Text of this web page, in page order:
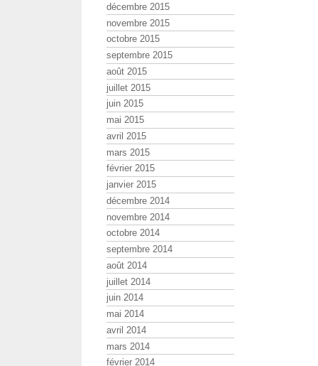
décembre 2015
novembre 2015
octobre 2015
septembre 2015
août 2015
juillet 2015
juin 2015
mai 2015
avril 2015
mars 2015
février 2015
janvier 2015
décembre 2014
novembre 2014
octobre 2014
septembre 2014
août 2014
juillet 2014
juin 2014
mai 2014
avril 2014
mars 2014
février 2014